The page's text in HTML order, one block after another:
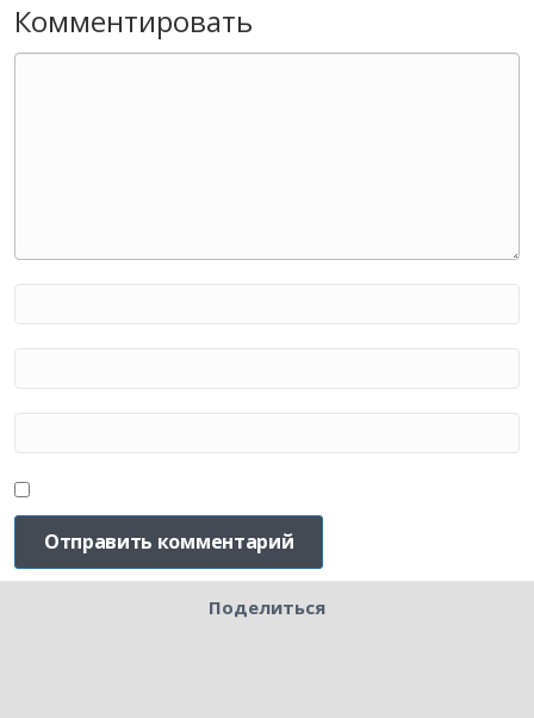
Комментировать
Поделиться